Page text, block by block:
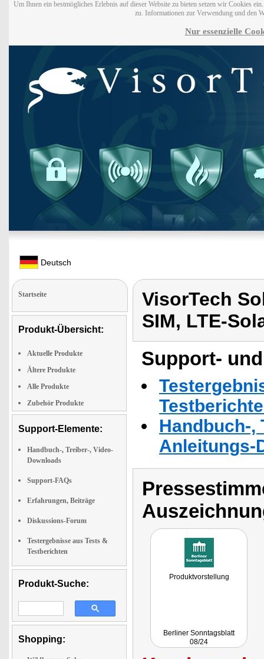
Um Ihnen ein bestmögliches Erlebnis auf dieser Website zu bieten setzen wir Cookies
zu. Informationen zur Verwendung und den
Nur essenzielle
Deutsch
Startseite
Produkt-Übersicht:
Aktuelle Produkte
Ältere Produkte
Alle Produkte
Zubehör Produkte
Support-Elemente:
Handbuch-, Treiber-, Video-
Downloads
Support-FAQs
Erfahrungen, Beiträge
Diskussions-Forum
Testergebnisse aus Tests &
Testberichten
Produkt-Suche:
Shopping:
VisorTech
SIM, LTE-
Support-
Handbuch-,
Anleitungs-
Produktvorstellung
Berliner Sonntagsblatt
08/24